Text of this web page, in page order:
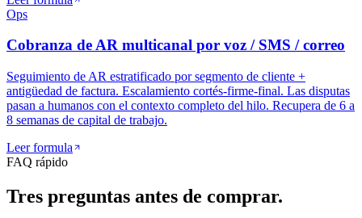
Ops
Cobranza de AR multicanal por voz / SMS / correo
Seguimiento de AR estratificado por segmento de cliente +
antigüedad de factura. Escalamiento cortés-firme-final. Las disputas
pasan a humanos con el contexto completo del hilo. Recupera de 6 a
8 semanas de capital de trabajo.
Leer formula
FAQ rápido
Tres preguntas antes de comprar.